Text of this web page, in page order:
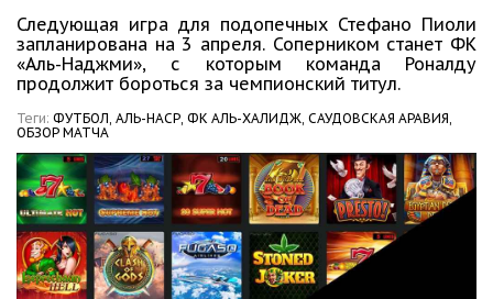
Следующая игра для подопечных Стефано Пиоли
запланирована на 3 апреля. Соперником станет ФК
«Аль-Наджми», с которым команда Роналду
продолжит бороться за чемпионский титул.
Теги: ФУТБОЛ, АЛЬ-НАСР, ФК АЛЬ-ХАЛИДЖ, САУДОВСКАЯ АРАВИЯ,
ОБЗОР МАТЧА